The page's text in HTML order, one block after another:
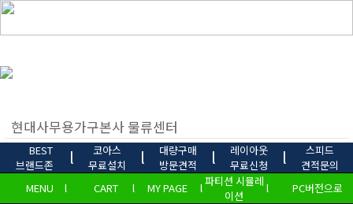
BEST
브랜드존
l
코아스
무료설치
l
대량구매
방문견적
l
레이아웃
무료신청
l
스피드
견적문의
MENU
l CART l MY PAGE l파티션 시뮬레
이션
l PC버전으로